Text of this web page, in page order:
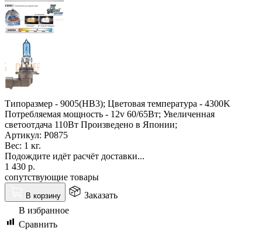
Типоразмер - 9005(HB3); Цветовая температура - 4300K
Потребляемая мощность - 12v 60/65Вт; Увеличенная
светоотдача 110Вт Произведено в Японии;
Артикул: P0875
Вес: 1 кг.
Подождите идёт расчёт доставки...
1 430 р.
сопутствующие товары
В корзину
Заказать
В избранное
Сравнить